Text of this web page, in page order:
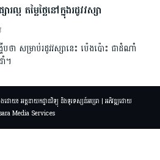
តម្លៃថ្លៃនៅក្នុងរដូវវស្សា
បថា សម្រាប់រដូវវស្សានេះ ប៉េងប៉ោះ ជាដំណាំ
។
ោយ៖ អគ្គនាយកដ្ឋានវិទ្យុ និងទូរទស្សន៍អប្សរា | អភិវឌ្ឍដោយ
Media Services